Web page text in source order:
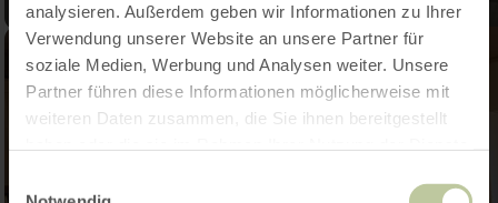
analysieren. Außerdem geben wir Informationen zu Ihrer
Verwendung unserer Website an unsere Partner für
soziale Medien, Werbung und Analysen weiter. Unsere
Partner führen diese Informationen möglicherweise mit
weiteren Daten zusammen, die Sie ihnen bereitgestellt